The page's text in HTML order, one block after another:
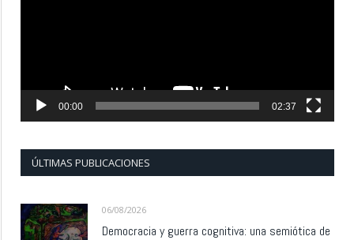
00:00 02:37
ÚLTIMAS PUBLICACIONES
06/08/2026
Democracia y guerra cognitiva: una semiótica de